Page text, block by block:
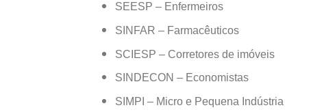
SEESP – Enfermeiros
SINFAR – Farmacêuticos
SCIESP – Corretores de imóveis
SINDECON – Economistas
SIMPI – Micro e Pequena Indústria